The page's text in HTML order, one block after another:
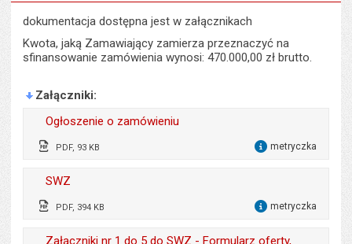
dokumentacja dostępna jest w załącznikach
Kwota, jaką Zamawiający zamierza przeznaczyć na
sfinansowanie zamówienia wynosi: 470.000,00 zł brutto.
Załączniki
Ogłoszenie o zamówieniu
PDF, 93 KB metryczka
Odpowiedzialny za treść:
Data wytworzenia:
SWZ
PDF, 394 KB metryczka
Odpowiedzialny za treść:
Ewa Kulik
Załączniki nr 1 do 5 do SWZ - Formularz oferty,